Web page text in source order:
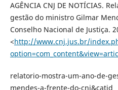
AGÊNCIA CNJ DE NOTÍCIAS.
gestão do ministro Gilmar
Conselho Nacional de Justiça.
<http://www.cnj.jus.br/
relatorio-mostra-um-ano-de-
mendes-a-frente-do-cnj&catid